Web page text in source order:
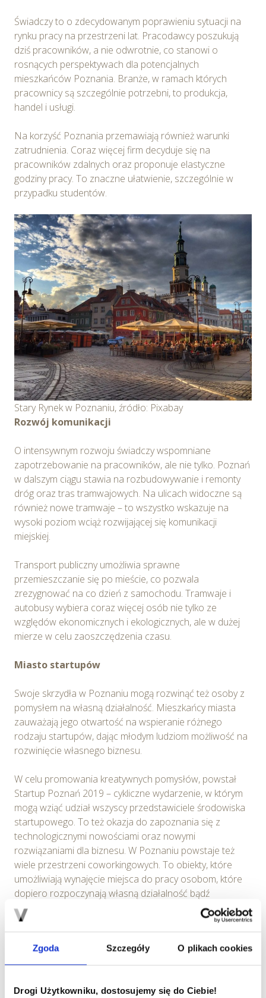
Zgoda Szczegóły O plikach cookies
Drogi Użytkowniku, dostosujemy się do Ciebie!
Świadczy to o zdecydowanym poprawieniu sytuacji na
rynku pracy na przestrzeni lat. Pracodawcy poszukują
dziś pracowników, a nie odwrotnie, co stanowi o
rosnących perspektywach dla potencjalnych
mieszkańców Poznania. Branże, w ramach których
pracownicy są szczególnie potrzebni, to produkcja,
handel i usługi.
Na korzyść Poznania przemawiają również warunki
zatrudnienia. Coraz więcej firm decyduje się na
pracowników zdalnych oraz proponuje elastyczne
godziny pracy. To znaczne ułatwienie, szczególnie w
przypadku studentów.
Stary Rynek w Poznaniu, źródło: Pixabay
Rozwój komunikacji
O intensywnym rozwoju świadczy wspomniane
zapotrzebowanie na pracowników, ale nie tylko. Poznań
w dalszym ciągu stawia na rozbudowywanie i remonty
dróg oraz tras tramwajowych. Na ulicach widoczne są
również nowe tramwaje – to wszystko wskazuje na
wysoki poziom wciąż rozwijającej się komunikacji
miejskiej.
Transport publiczny umożliwia sprawne
przemieszczanie się po mieście, co pozwala
zrezygnować na co dzień z samochodu. Tramwaje i
autobusy wybiera coraz więcej osób nie tylko ze
względów ekonomicznych i ekologicznych, ale w dużej
mierze w celu zaoszczędzenia czasu.
Miasto startupów
Swoje skrzydła w Poznaniu mogą rozwinąć też osoby z
pomysłem na własną działalność. Mieszkańcy miasta
zauważają jego otwartość na wspieranie różnego
rodzaju startupów, dając młodym ludziom możliwość na
rozwinięcie własnego biznesu.
W celu promowania kreatywnych pomysłów, powstał
Startup Poznań 2019 – cykliczne wydarzenie, w którym
mogą wziąć udział wszyscy przedstawiciele środowiska
startupowego. To też okazja do zapoznania się z
technologicznymi nowościami oraz nowymi
rozwiązaniami dla biznesu. W Poznaniu powstaje też
wiele przestrzeni coworkingowych. To obiekty, które
umożliwiają wynajęcie miejsca do pracy osobom, które
dopiero rozpoczynają własną działalność bądź
pracującym zdalnie. Są one zdecydowanie tańszą
alternatywą dla wynajmu całego biura lub pracy w domu.
skupić się w prywatnej przestrzeni, albo chcą wymienić
się spostrzeżeniami z innymi osobami.